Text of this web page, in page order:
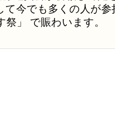
て今でも多くの人が
」 で賑わいます。